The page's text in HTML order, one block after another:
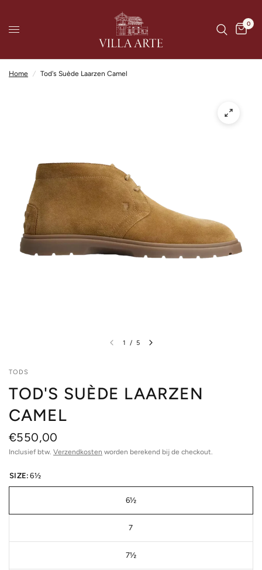
0
Home / Tod's Suède Laarzen Camel
1 / 5
TODS
TOD'S SUÈDE LAARZEN
CAMEL
€550,00
Inclusief btw. Verzendkosten worden berekend bij de checkout.
SIZE: 6½
6½
7
7½